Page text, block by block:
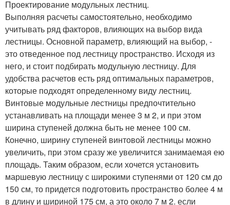
Проектирование модульных лестниц.
Выполняя расчеты самостоятельно, необходимо
учитывать ряд факторов, влияющих на выбор вида
лестницы. Основной параметр, влияющий на выбор, -
это отведенное под лестницу пространство. Исходя из
него, и стоит подбирать модульную лестницу. Для
удобства расчетов есть ряд оптимальных параметров,
которые подходят определенному виду лестниц.
Винтовые модульные лестницы предпочтительно
устанавливать на площади менее 3 м 2, и при этом
ширина ступеней должна быть не менее 100 см.
Конечно, ширину ступеней винтовой лестницы можно
увеличить, при этом сразу же увеличится занимаемая ею
площадь. Таким образом, если хочется установить
маршевую лестницу с широкими ступенями от 120 см до
150 см, то придется подготовить пространство более 4 м
в длину и шириной 175 см, а это около 7 м 2. если